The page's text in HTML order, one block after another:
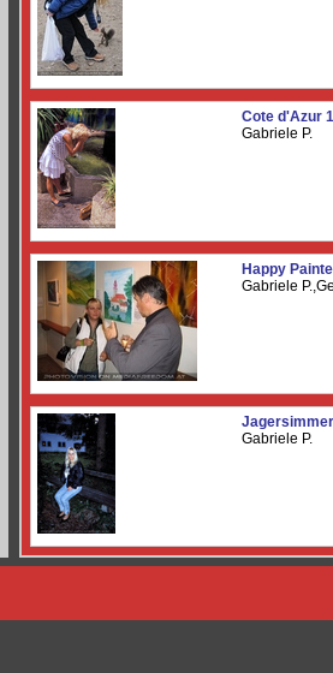
Cote d'Azur
Gabriele P.
Happy
Gabriele
Gabriele P.